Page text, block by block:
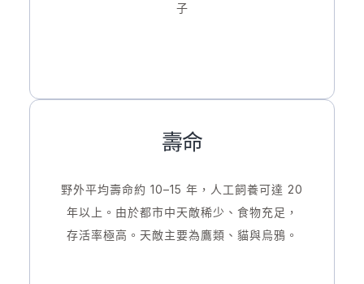
子
壽命
野外平均壽命約 10–15 年，人工飼養可達 20
年以上。由於都市中天敵稀少、食物充足，
存活率極高。天敵主要為鷹類、貓與烏鴉。